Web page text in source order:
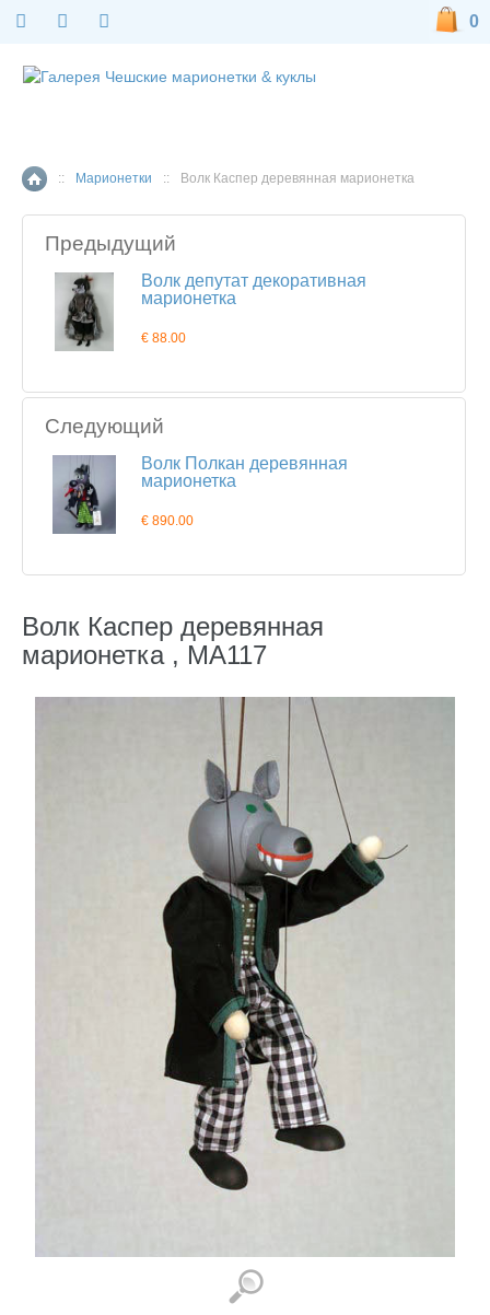
Главная страница
:: Марионетки :: Волк Каспер деревянная марионетка
Предыдущий
Волк депутат декоративная
марионетка
€ 88.00
Следующий
Волк Полкан деревянная
марионетка
€ 890.00
Волк Каспер деревянная
марионетка , MA117
0